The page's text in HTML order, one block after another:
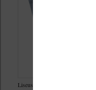
Liseuse Kobo Elipsa